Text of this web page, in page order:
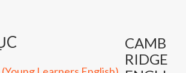
CAMB
RIDGE